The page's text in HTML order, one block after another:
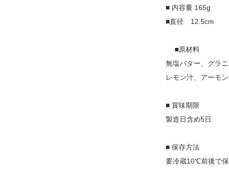
■ 内容量 165g
■直径 12.5cm
■原材料
無塩バター、グラ
レモン汁、アーモ
■ 賞味期限
製造日含め5日
■ 保存方法
要冷蔵10℃前後で